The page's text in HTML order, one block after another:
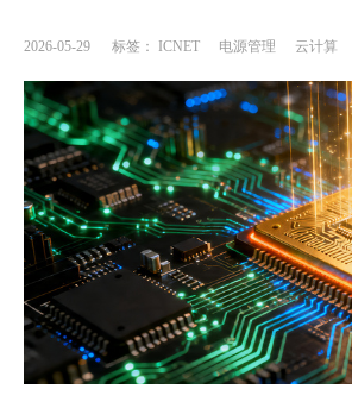
2026-05-29 标签： ICNET 电源管理 云计算